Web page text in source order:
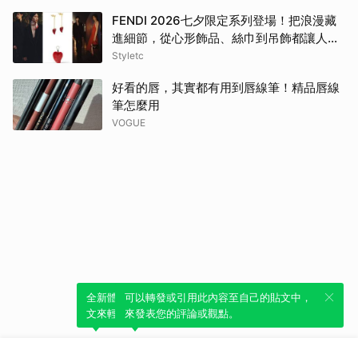
FENDI 2026七夕限定系列登場！把浪漫藏
進細節，從心形飾品、絲巾到吊飾都讓人一
眼心動
Styletc
好看的唇，其實都有用到唇線筆！精品唇線
筆怎麼用
VOGUE
全新體驗！一鍵引用此內容，透過發布貼
文來輕鬆表達個人立場。
可以轉發或引用此內容至自己的貼文中，
來發表您的評論或觀點。